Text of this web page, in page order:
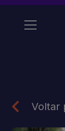
Voltar